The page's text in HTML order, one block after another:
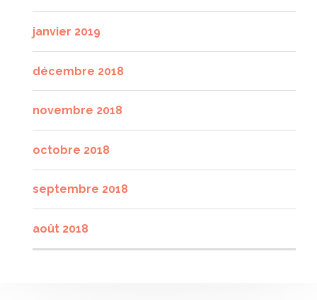
janvier 2019
décembre 2018
novembre 2018
octobre 2018
septembre 2018
août 2018